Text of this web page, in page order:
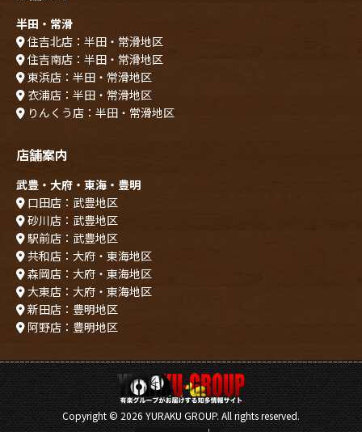
半田・常滑
住吉北店：半田・常滑地区
住吉南店：半田・常滑地区
東浜店：半田・常滑地区
衣浦店：半田・常滑地区
りんくう店：半田・常滑地区
店舗案内
武豊・大府・東海・豊明
口田店：武豊地区
砂川店：武豊地区
駅前店：武豊地区
共和店：大府・東海地区
森岡店：大府・東海地区
大東店：大府・東海地区
新田店：豊明地区
阿野店：豊明地区
Copyright ©2026 YURAKU GROUP. All rights reserved.